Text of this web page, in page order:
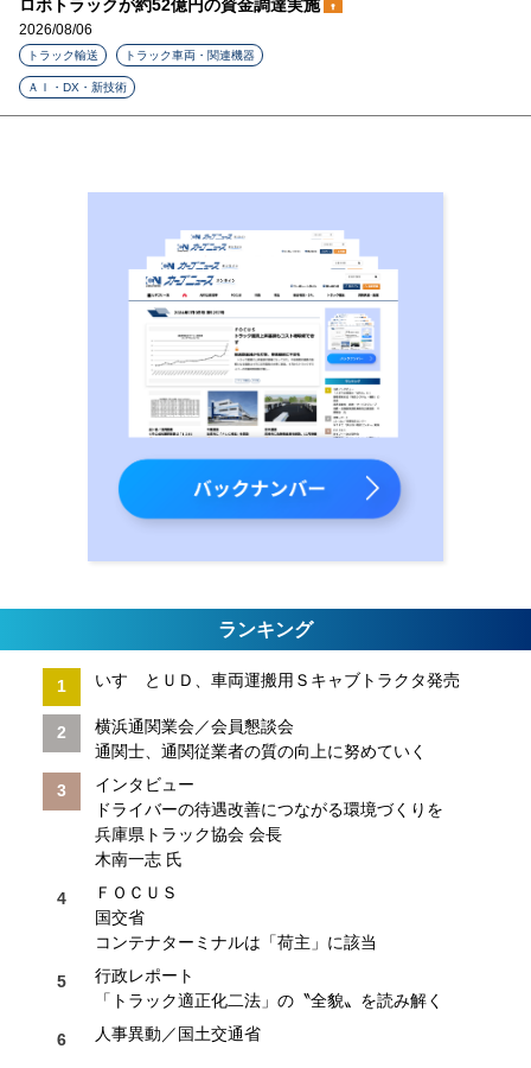
ロボトラックが約52億円の資金調達実施
2026/08/06
トラック輸送 トラック車両・関連機器
ＡＩ・DX・新技術
ランキング
いすゞとＵＤ、車両運搬用Ｓキャブトラクタ発売
横浜通関業会／会員懇談会
通関士、通関従業者の質の向上に努めていく
インタビュー
ドライバーの待遇改善につながる環境づくりを
兵庫県トラック協会 会長
木南一志 氏
ＦＯＣＵＳ
国交省
コンテナターミナルは「荷主」に該当
行政レポート
「トラック適正化二法」の〝全貌〟を読み解く
人事異動／国土交通省